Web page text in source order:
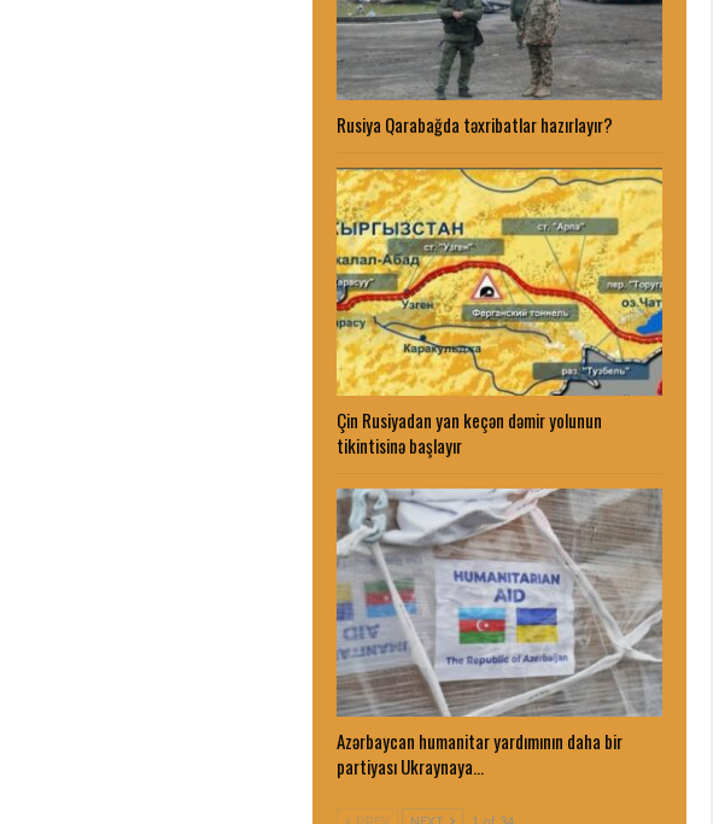
Rusiya Qarabağda təxribatlar hazırlayır?
Çin Rusiyadan yan keçən dəmir yolunun
tikintisinə başlayır
Azərbaycan humanitar yardımının daha bir
partiyası Ukraynaya…